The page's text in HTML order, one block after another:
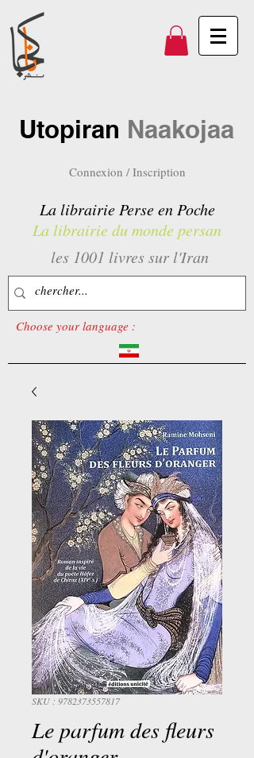
Utopiran Naakojaa
Connexion / Inscription
La librairie Perse en Poche
La librairie du monde persan
les 1001 livres sur l'Iran
Choose your language :
SKU : 9782373557817
Le parfum des fleurs